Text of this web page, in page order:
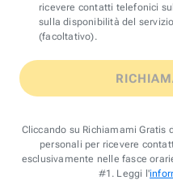
ricevere contatti telefonici
sulla disponibilità del
(facoltativo).
Cliccando su Richiamami
personali per ricevere
esclusivamente nelle fasce
#1. Leggi l'